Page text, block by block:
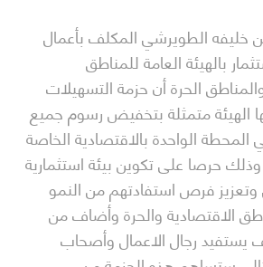
خليفه الطويرشي المكلف بأعمال
بالهيئة العامة للمناطق
الحرة أن حزمة التسهيلات
الهيئة متمثلة بتخفيض رسوم جميع
الواحدة بالاقتصادية الخاصة
بنسبة 50% وذلك حرصا على تكوين بيئة استثمارية
وتعزيز فرص استفادتهم من النمو
الاقتصادية والحرة وأضاف من
يستفيد رجال الاعمال وأصحاب